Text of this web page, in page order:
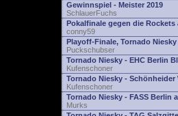
Gewinnspiel - Meister 2019
SchlauerFuchs
Pokalfinale gegen die Rockets
conny59
Playoff-Finale, Tornado
Puckschubser
Tornado Niesky - EHC Berlin
Kufenschoner
Tornado Niesky - Schönheider
Kufenschoner
Tornado Niesky - FASS Berlin
Murks